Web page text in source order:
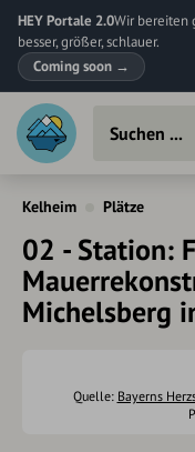
HEY Portale 2.0Wir bereiten
besser, größer, schlauer.
Coming soon →
Kelheim Plätze
02 - Station:
Michelsberg
Quelle: Bayerns